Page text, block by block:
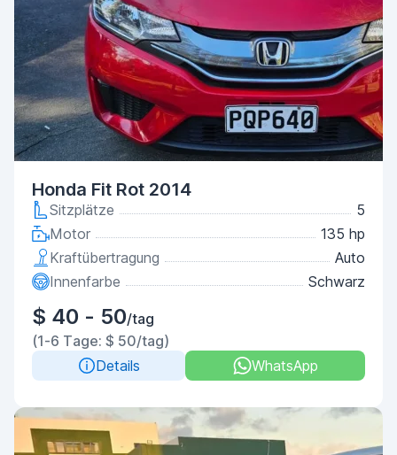
Honda Fit Rot 2014
Sitzplätze
5
Motor
135 hp
Kraftübertragung
Auto
Innenfarbe
Schwarz
$ 40 - 50/tag
(1-6 Tage: $ 50/tag)
Details
WhatsApp